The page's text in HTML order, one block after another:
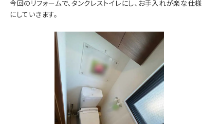
今回のリフォームで、タンクレストイレにし、お手入れが楽な仕様
にしていきます。